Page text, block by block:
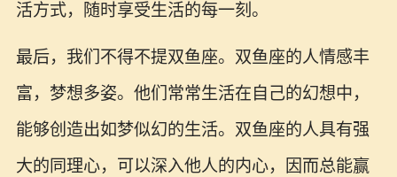
活方式，随时享受生活的每一刻。
最后，我们不得不提双鱼座。双鱼座的人情感丰
富，梦想多姿。他们常常生活在自己的幻想中，
能够创造出如梦似幻的生活。双鱼座的人具有强
大的同理心，可以深入他人的内心，因而总能赢